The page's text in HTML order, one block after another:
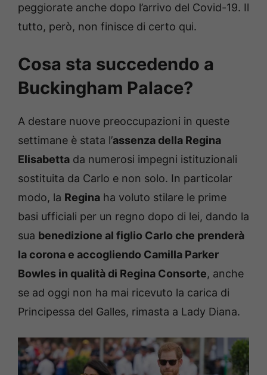
peggiorate anche dopo l’arrivo del Covid-19. Il
tutto, però, non finisce di certo qui.
Cosa sta succedendo a
Buckingham Palace?
A destare nuove preoccupazioni in queste
settimane è stata l’assenza della Regina
Elisabetta da numerosi impegni istituzionali
sostituita da Carlo e non solo. In particolar
modo, la Regina ha voluto stilare le prime
basi ufficiali per un regno dopo di lei, dando la
sua benedizione al figlio Carlo che prenderà
la corona e accogliendo Camilla Parker
Bowles in qualità di Regina Consorte, anche
se ad oggi non ha mai ricevuto la carica di
Principessa del Galles, rimasta a Lady Diana.